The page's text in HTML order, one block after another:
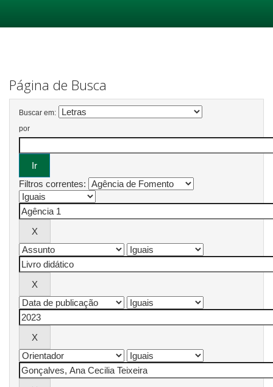
Página de Busca
Buscar em:
por
Filtros correntes: